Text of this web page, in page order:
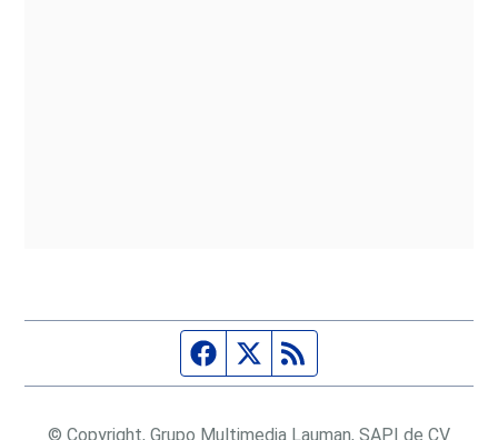
Página de Facebook
Fuente Twitter
© Copyright, Grupo Multimedia Lauman, SAPI de CV